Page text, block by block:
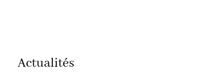
Actualités